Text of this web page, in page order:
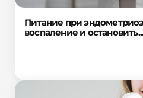
Питание при
воспаление и